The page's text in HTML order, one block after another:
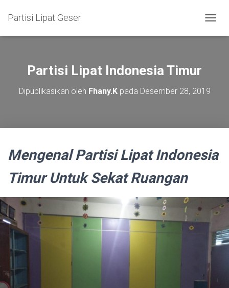
Partisi Lipat Geser
O
I
Partisi Lipat Indonesia Timur
Dipublikasikan oleh Fhany.Kpada Desember 28, 2019
Mengenal Partisi Lipat Indonesia
Timur Untuk Sekat Ruangan